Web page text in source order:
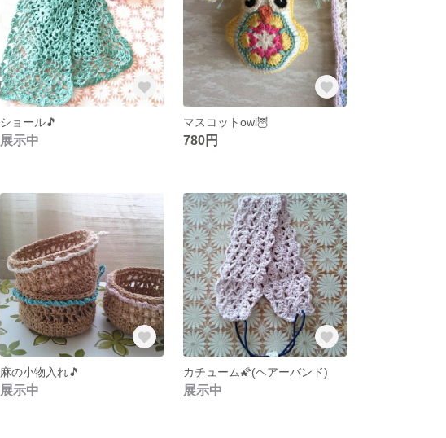
ショール🎵
展示中
マスコットowl🦉
780円
麻の小物入れ🎵
展示中
カチューム🌠(ヘアーバンド)
展示中